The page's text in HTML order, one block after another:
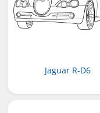
Jaguar R-D6